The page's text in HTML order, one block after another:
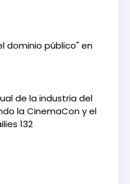
dominio público" en
de la industria del
la CinemaCon y el
132